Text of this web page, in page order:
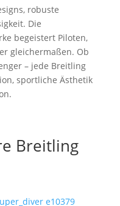
robuste
Die
begeistert Piloten,
gleichermaßen. Ob
– jede Breitling
sportliche Ästhetik
Breitling